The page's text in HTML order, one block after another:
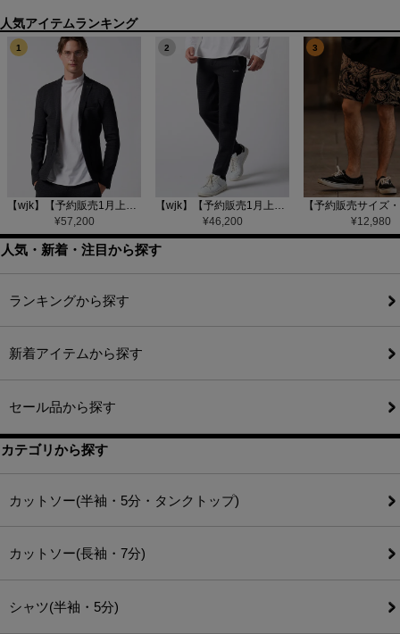
1
【wjk】【予約販売1月上旬～中旬入荷】function knit jacket(jacquard check) ニットジャケット(207 mw08j)
¥57,200
2
【wjk】【予約販売1月上旬～中旬入荷】function knit easy slacks(jacquard check) ニットイージーパンツ(504 mw08j)
¥46,200
3
¥12,980
人気・新着・注目から探す
ランキングから探す
新着アイテムから探す
セール品から探す
カテゴリから探す
カットソー(半袖・5分・タンクトップ)
カットソー(長袖・7分)
シャツ(半袖・5分)